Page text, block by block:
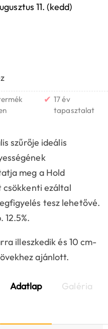
11. (kedd)
✔ 17 év
tapasztalat
szűrője ideális
meg a Hold
csökkenti ezáltal
tesz lehetővé.
illeszkedik és 10 cm-
ajánlott.
Adatlap Galéria